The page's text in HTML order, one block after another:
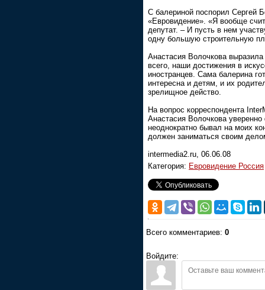
С балериной поспорил Сергей
«Евровидение». «Я вообще
депутат. – И пусть в нем
одну большую строительную
Анастасия Волочкова
всего, наши достижения в
иностранцев. Сама балерина
интересна и детям, и их
зрелищное действо.
На вопрос корреспондента
Анастасия Волочкова
неоднократно бывал на моих
должен заниматься своим
intermedia2.ru, 06.06.08
Категория: Евровидение Россия
Всего комментариев: 0
Войдите: